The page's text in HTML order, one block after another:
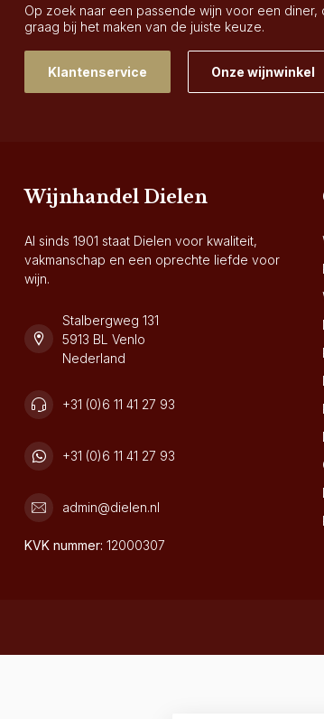
Op zoek naar een passende wijn voor een
graag bij het maken van de juiste keuze.
Klantenservice Onze wijnwinkel
Wijnhandel Dielen
Al sinds 1901 staat Dielen voor kwaliteit,
vakmanschap en een oprechte liefde voor
wijn.
Stalbergweg 131
5913 BL Venlo
Nederland
+31 (0)6 11 41 27 93
+31 (0)6 11 41 27 93
admin@dielen.nl
KVK nummer: 12000307